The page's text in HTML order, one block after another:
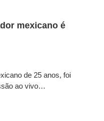
mexicano é
de 25 anos, foi
ao vivo…